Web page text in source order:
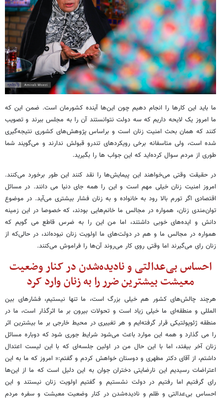
ما باید این کارها را انجام دهیم چون این‌ها آینده کشورمان است. ضمن این که
ما امروز یک لایحه داریم که سه دولت نتوانستند آن را به مجلس ببرند و تصویب
کنند که همان بحث امنیت زنان است و براساس پژوهش‌های کشوری نتیجه‌گیری
شده است، ولی متاسفانه برخی رویکردهای تندرو قبولش ندارند و می‌گویند شما
طوری از مردم سوال کرده‌اید که این جواب ها را بگیرید.
در حقیقت وقتی می‌خواهند این پیمایش‌ها را نقد کنند این طور برخورد می‌کنند.
امروز امنیت زنان خیلی مهم است و این را همه جای دنیا می دانند. در مسائل
اقتصادی اگر تورم بالا رود به خانواده و به زنان فشار بیشتری می‌آید. در موضوع
توان‌مندی زنان، همواره در مجالس ما خانم‌هایی بودند، که خصوصا در این زمینه
دانش و ایده‌های خوبی داشتند، اما من این را به ضرس قاطع می گویم که
همواره در مجالس ما و هم در دولت‌های ما اولویت زنان نبوده‌اند، در حالی‌که از
زنان رای می‌گیرند اما وقتی روی کار می‌روند آن‌ها را فراموش می‌کنند.
احساس بی‌عدالتی و نادیده‌شدن در کنار وضعیت
معیشت بیشترین ضرر را به زنان وارد کرد
هرچند چالش‌های کشور هم خیلی بزرگ است، ما تنها نیستیم، فشارهای بین
المللی و منطقه‌ای ما خیلی زیاد است و تحولات بیرون بر ما اثرگذار است، ما در
منطقه ژئوپولتیکی قرار گرفته‌ایم و هر تغییری در محیط خارجی بر ما بیشترین اثر
را می گذارد و همه این موارد باعث می‌شود شرایط جوری شود که دوباره مسائل
زنان آخر بیفتد، اما با این حال من در اولین جلسه‌ای که با این لیست اعتدال
داشتم، از آقای دکتر مطهری و دوستان خواهش کردم و گفتم:« امروز که ما به این
اعتراضات رسیدیم این نارضایتی دختران جوان به این دلیل است که ما از این‌ها
رای گرفتیم اما رفتیم در دولت نشستیم و گفتیم اولویت زنان نیستند و این
احساس بی‌عدالتی و ظلم و نادیده‌شدن در کنار وضعیت معیشت و سفره مردم